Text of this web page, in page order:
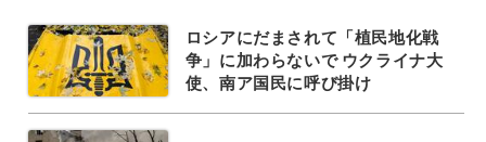
ロシアにだまされて「植民地化戦
争」に加わらないで ウクライナ大
使、南ア国民に呼び掛け